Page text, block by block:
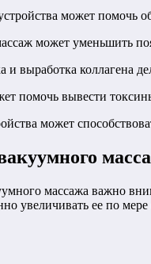
может помочь
может уменьшить
выработка коллагена
помочь вывести
может
массажа важно
увеличивать ее по